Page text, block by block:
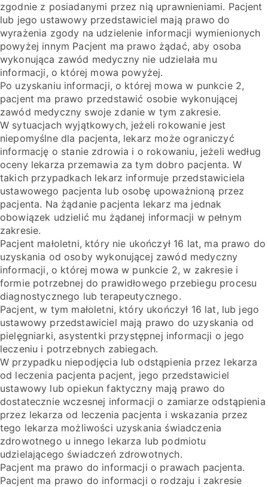
zgodnie z posiadanymi przez nią uprawnieniami. Pacjent
lub jego ustawowy przedstawiciel mają prawo do
wyrażenia zgody na udzielenie informacji wymienionych
powyżej innym Pacjent ma prawo żądać, aby osoba
wykonująca zawód medyczny nie udzielała mu
informacji, o której mowa powyżej.
Po uzyskaniu informacji, o której mowa w punkcie 2,
pacjent ma prawo przedstawić osobie wykonującej
zawód medyczny swoje zdanie w tym zakresie.
W sytuacjach wyjątkowych, jeżeli rokowanie jest
niepomyślne dla pacjenta, lekarz może ograniczyć
informację o stanie zdrowia i o rokowaniu, jeżeli według
oceny lekarza przemawia za tym dobro pacjenta. W
takich przypadkach lekarz informuje przedstawiciela
ustawowego pacjenta lub osobę upoważnioną przez
pacjenta. Na żądanie pacjenta lekarz ma jednak
obowiązek udzielić mu żądanej informacji w pełnym
zakresie.
Pacjent małoletni, który nie ukończył 16 lat, ma prawo do
uzyskania od osoby wykonującej zawód medyczny
informacji, o której mowa w punkcie 2, w zakresie i
formie potrzebnej do prawidłowego przebiegu procesu
diagnostycznego lub terapeutycznego.
Pacjent, w tym małoletni, który ukończył 16 lat, lub jego
ustawowy przedstawiciel mają prawo do uzyskania od
pielęgniarki, asystentki przystępnej informacji o jego
leczeniu i potrzebnych zabiegach.
W przypadku niepodjęcia lub odstąpienia przez lekarza
od leczenia pacjenta pacjent, jego przedstawiciel
ustawowy lub opiekun faktyczny mają prawo do
dostatecznie wczesnej informacji o zamiarze odstąpienia
przez lekarza od leczenia pacjenta i wskazania przez
tego lekarza możliwości uzyskania świadczenia
zdrowotnego u innego lekarza lub podmiotu
udzielającego świadczeń zdrowotnych.
Pacjent ma prawo do informacji o prawach pacjenta.
Pacjent ma prawo do informacji o rodzaju i zakresie